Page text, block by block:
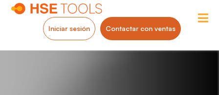
Iniciar sesión Contactar con ventas